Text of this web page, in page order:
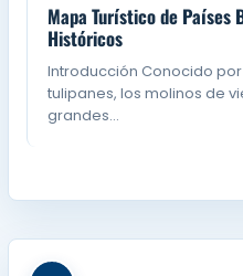
Mapa Turístico de Países
Históricos
Introducción Conocido
tulipanes, los molinos de
grandes…